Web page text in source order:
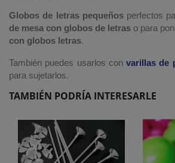
Globos de letras pequeñosperfectos
de mesa con globos de letras o para
con globos letras.
También puedes usarlos con varillas de
para sujetarlos.
TAMBIÉN PODRÍA INTERESARLE